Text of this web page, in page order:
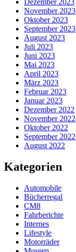
Dezember 2023
November 2023
Oktober 2023
September 2023
August 2023
Juli 2023
Juni 2023
Mai 2023
April 2023
März 2023
Februar 2023
Januar 2023
Dezember 2022
November 2022
Oktober 2022
September 2022
August 2022
Kategorien
Automobile
Bücherregal
CM8
Fahrberichte
Internes
Lifestyle
Motorräder